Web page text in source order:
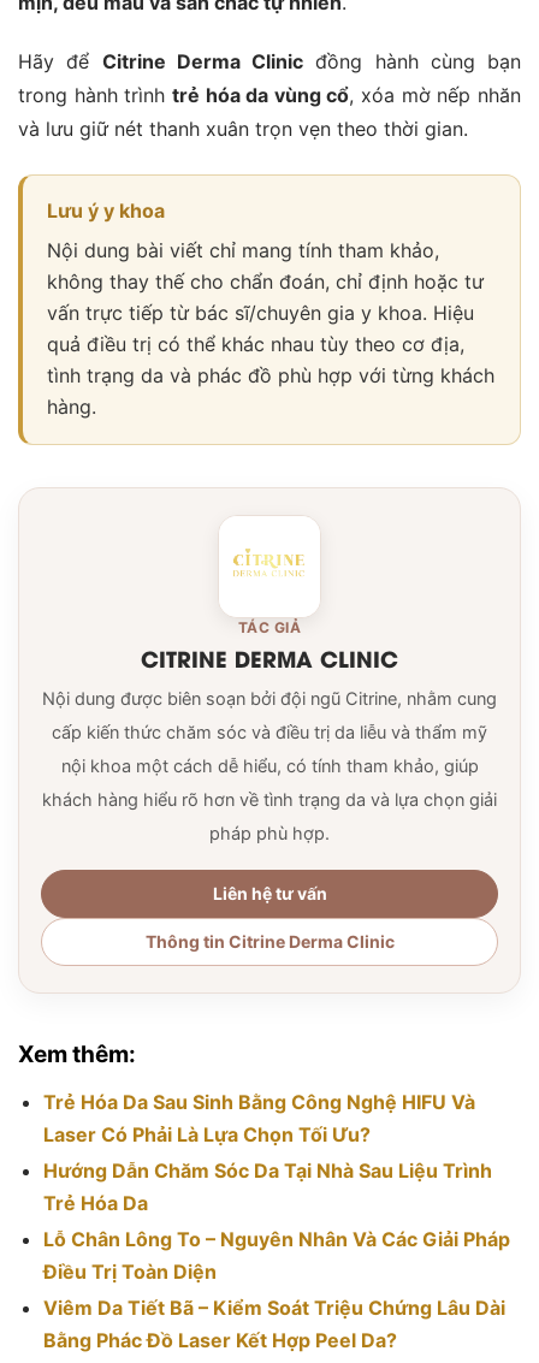
Hãy để Citrine Derma Clinic đồng hành cùng bạn
trong hành trình trẻ hóa da vùng cổ, xóa mờ nếp nhăn
và lưu giữ nét thanh xuân trọn vẹn theo thời gian.
Lưu ý y khoa
Nội dung bài viết chỉ mang tính tham khảo,
không thay thế cho chẩn đoán, chỉ định hoặc tư
vấn trực tiếp từ bác sĩ/chuyên gia y khoa. Hiệu
quả điều trị có thể khác nhau tùy theo cơ địa,
tình trạng da và phác đồ phù hợp với từng khách
hàng.
TÁC GIẢ
CITRINE DERMA CLINIC
Nội dung được biên soạn bởi đội ngũ Citrine, nhằm cung
cấp kiến thức chăm sóc và điều trị da liễu và thẩm mỹ
nội khoa một cách dễ hiểu, có tính tham khảo, giúp
khách hàng hiểu rõ hơn về tình trạng da và lựa chọn giải
pháp phù hợp.
Liên hệ tư vấn
Thông tin Citrine Derma Clinic
Xem thêm:
Trẻ Hóa Da Sau Sinh Bằng Công Nghệ HIFU Và
Laser Có Phải Là Lựa Chọn Tối Ưu?
Hướng Dẫn Chăm Sóc Da Tại Nhà Sau Liệu Trình
Trẻ Hóa Da
Lỗ Chân Lông To – Nguyên Nhân Và Các Giải Pháp
Điều Trị Toàn Diện
Viêm Da Tiết Bã – Kiểm Soát Triệu Chứng Lâu Dài
Bằng Phác Đồ Laser Kết Hợp Peel Da?